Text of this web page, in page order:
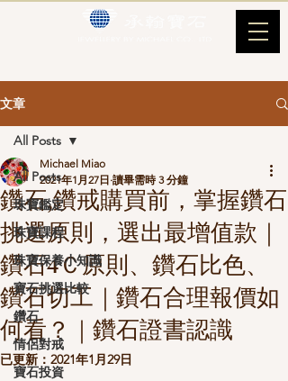
文章
All Posts
珠寶鑑定
珠寶課程
珠寶保養小知識
寶石挑選比較
鑽石
情侶對戒
寶石投資
All Posts
鑽石,鑽戒購買前，掌握鑽石
挑選原則，選出最增值款｜
鑽石4Ｃ原則、鑽石比色、
鑽石切工｜鑽石合理報價如
何看？｜鑽石證書認識
Michael Miao
2021年1月27日 讀畢需時 3 分鐘
已更新： 2021年1月29日